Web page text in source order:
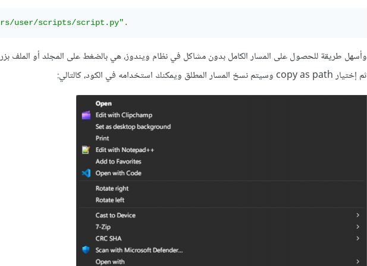
user/scripts/script.py" .
وأسهل طريقة للحصول على المسار الكامل بدون مشاكل في نظام ويندوز، هي بالضغط على المجلد أو الملف بزر
ثم إختيار copy as path وسيتم نسخ المسار المطلق ويمكنك استخدامه في الكود، كالتالي: